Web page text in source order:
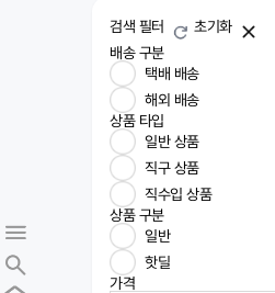
검색 필터
초기화
배송 구분
택배 배송
해외 배송
상품 타입
일반 상품
직구 상품
직수입 상품
상품 구분
일반
핫딜
가격